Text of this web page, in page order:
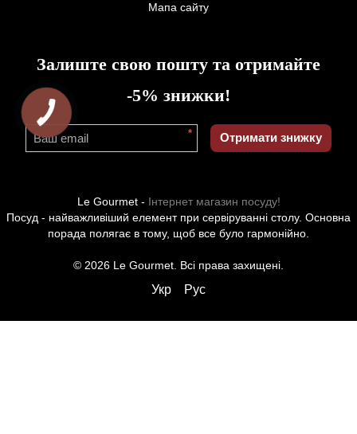
Мапа сайту
Залиште свою пошту та отримайте
-5% знижки!
* Отримати знижку
Le Gourmet - Інтернет магазин посуду!
Посуд - найважливіший елемент при сервіруванні столу. Основна
порада полягає в тому, щоб все було гармонійно.
© 2026 Le Gourmet. Всі права захищені.
Укр Рус